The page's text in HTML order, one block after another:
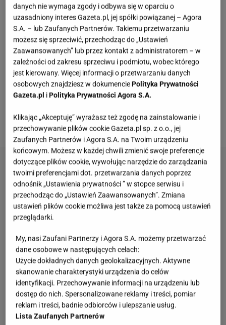
można podawać je na setki sposobów. Czy to w
zupach, w sosach, czy zowocami, kluski lane
zawsze powinny być delikatne i mięciutkie. Przepis
jest bardzo prosty, bo to w zasadzie tylko mąka, sól i
jajka. Jednak tutaj bardzo ważne są proporcje i typ
mąki. Powinna być miałka, najlepiej sprawdzą się
więc niskie typy, takie jak 450 i 500. Proporcje jednak
pszennej przypadają dwa średnie jajka.
danych nie wymaga zgody i odbywa się w oparciu o
uzasadniony interes Gazeta.pl, jej spółki powiązanej – Agora
S.A. – lub Zaufanych Partnerów. Takiemu przetwarzaniu
możesz się sprzeciwić, przechodząc do „Ustawień
Zaawansowanych” lub przez kontakt z administratorem – w
zależności od zakresu sprzeciwu i podmiotu, wobec którego
jest kierowany. Więcej informacji o przetwarzaniu danych
osobowych znajdziesz w dokumencie Polityka Prywatności
Gazeta.pl i Polityka Prywatności Agora S.A.
Klikając „Akceptuję” wyrażasz też zgodę na zainstalowanie i
przechowywanie plików cookie Gazeta.pl sp. z o.o., jej
Zaufanych Partnerów i Agora S.A. na Twoim urządzeniu
końcowym. Możesz w każdej chwili zmienić swoje preferencje
dotyczące plików cookie, wywołując narzędzie do zarządzania
twoimi preferencjami dot. przetwarzania danych poprzez
odnośnik „Ustawienia prywatności ” w stopce serwisu i
przechodząc do „Ustawień Zaawansowanych”. Zmiana
ustawień plików cookie możliwa jest także za pomocą ustawień
przeglądarki.
My, nasi Zaufani Partnerzy i Agora S.A. możemy przetwarzać
dane osobowe w następujących celach:
Użycie dokładnych danych geolokalizacyjnych. Aktywne
skanowanie charakterystyki urządzenia do celów
identyfikacji. Przechowywanie informacji na urządzeniu lub
dostęp do nich. Spersonalizowane reklamy i treści, pomiar
reklam i treści, badnie odbiorców i ulepszanie usług.
Lista Zaufanych Partnerów